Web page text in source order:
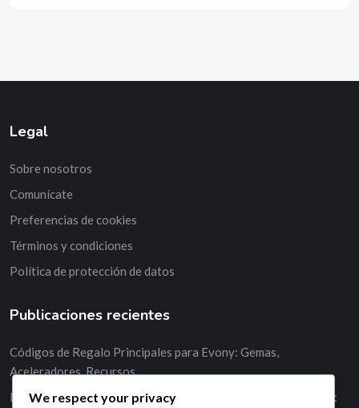
Legal
Sobre nosotros
Comunícate
Preferencias de cookies
Términos y condiciones
Política de protección de datos
Publicaciones recientes
Códigos de Regalo Principales para Evony: Gemas,
Aceleradores, Recursos
Mejores estrategias para utilizar códigos de regalo de Evony:
We respect your privacy